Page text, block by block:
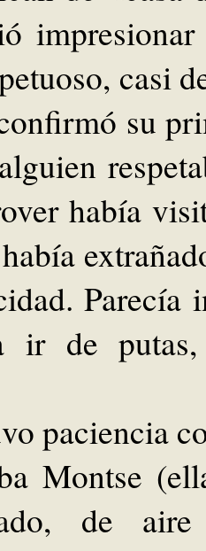
casi
su
había
ir de putas,
paciencia
Montse
de